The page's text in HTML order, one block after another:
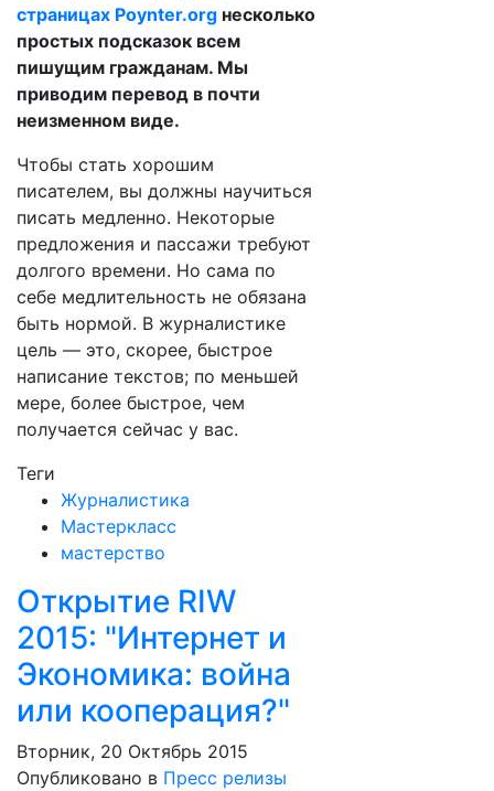
страницах Poynter.org несколько
простых подсказок всем
пишущим гражданам. Мы
приводим перевод в почти
неизменном виде.
Чтобы стать хорошим
писателем, вы должны научиться
писать медленно. Некоторые
предложения и пассажи требуют
долгого времени. Но сама по
себе медлительность не обязана
быть нормой. В журналистике
цель — это, скорее, быстрое
написание текстов; по меньшей
мере, более быстрое, чем
получается сейчас у вас.
Теги
Журналистика
Мастеркласс
мастерство
Открытие RIW
2015: "Интернет и
Экономика: война
или кооперация?"
Вторник, 20 Октябрь 2015
Опубликовано в Пресс релизы